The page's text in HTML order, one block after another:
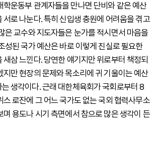
학운동부 관계자들을 만나면 단비와 같은 예산
서로 나눈다. 특히 신입생 충원에 어려움을 겪고
은 교수와 지도자들은 눈가를 적시면서 마음을
성된 국가 예산은 바로 이렇게 진실로 필요한
삼 느낀다. 당연한 얘기지만 위로부터 책정되
지만 현장의 문제와 목소리에 귀 기울이는 예산
생각이다. 근래 대한체육회가 국회로부터 8
스 로잔에 그 어느 국가도 없는 국외 협력사무소
며 용도나 시기 측면에서 참으로 많은 생각이 든